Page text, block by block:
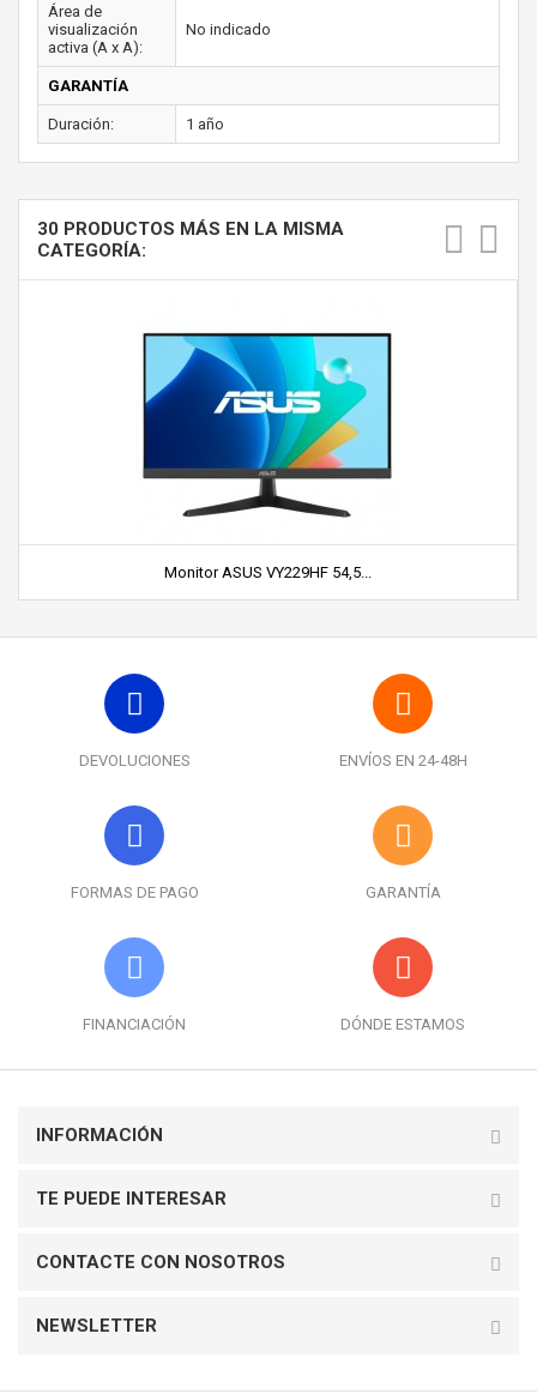
Área de
visualización
activa (A x A):
No indicado
GARANTÍA
Duración: 1 año
30 PRODUCTOS MÁS EN LA MISMA
CATEGORÍA:
Monitor ASUS VY229HF 54,5...
DEVOLUCIONES ENVÍOS EN 24-48H
FORMAS DE PAGO GARANTÍA
FINANCIACIÓN DÓNDE ESTAMOS
INFORMACIÓN
TE PUEDE INTERESAR
CONTACTE CON NOSOTROS
NEWSLETTER